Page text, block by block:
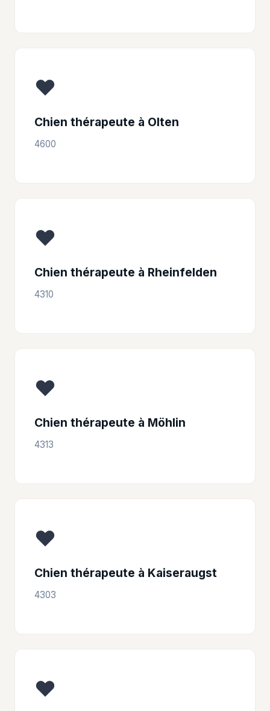
❤️
Chien thérapeute à Olten
4600
❤️
Chien thérapeute à Rheinfelden
4310
❤️
Chien thérapeute à Möhlin
4313
❤️
Chien thérapeute à Kaiseraugst
4303
❤️